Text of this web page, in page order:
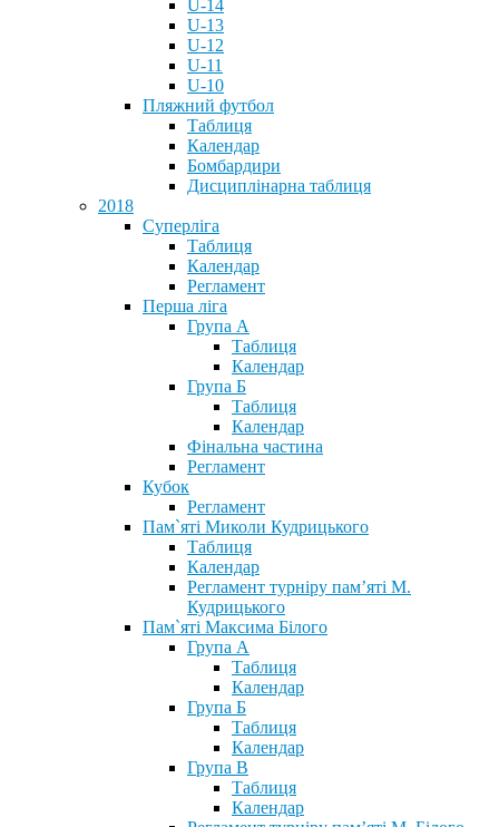
U-14
U-13
U-12
U-11
U-10
Пляжний футбол
Таблиця
Календар
Бомбардири
Дисциплінарна таблиця
2018
Суперліга
Таблиця
Календар
Регламент
Перша ліга
Група А
Таблиця
Календар
Група Б
Таблиця
Календар
Фінальна частина
Регламент
Кубок
Регламент
Пам`яті Миколи Кудрицького
Таблиця
Календар
Регламент турніру пам’яті М.
Кудрицького
Пам`яті Максима Білого
Група А
Таблиця
Календар
Група Б
Таблиця
Календар
Група В
Таблиця
Календар